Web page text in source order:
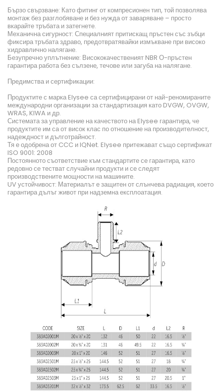
Бързо свързване: Като фитинг от компресионен тип, той позволява
монтаж без разглобяване и без нужда от заваряване – просто
вкарайте тръбата и затегнете.
Механична сигурност: Специалният притискащ пръстен със зъбци
фиксира тръбата здраво, предотвратявайки измъкване при високо
хидравлично налягане.
Безупречно уплътнение: Висококачественият NBR О-пръстен
гарантира работа без сълзене, течове или загуба на налягане.
Предимства и сертификации:
Продуктите с марка Elysee са сертифицирани от най-реномираните
международни организации за стандартизация като DVGW, OVGW,
WRAS, KIWA и др.
Системата за управление на качеството на Elysee гарантира, че
продуктите им са от висок клас по отношение на производителност,
надеждност и дълготрайност.
Тя е одобрена от CCC и IQNet. Elysee притежават също сертификат
ISO 9001: 2008
Постоянното съответствие към стандартите се гарантира, като
редовно се тестват случайни продукти и се следят
производствените мощности на машините.
UV устойчивост: Материалът е защитен от слънчева радиация, което
гарантира дълъг живот при надземна експлоатация.